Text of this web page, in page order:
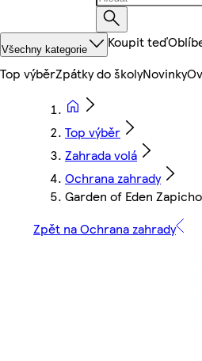
Všechny kategorie Koupit teď
Top výběrZpátky do školyNovinky
Top výběr
Zahrada volá
Ochrana zahrady
Garden of Eden
Zpět na Ochrana zahrady